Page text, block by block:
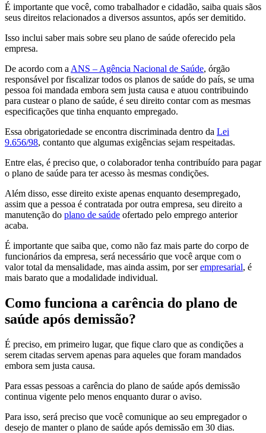
É importante que você, como trabalhador e cidadão, saiba quais sãos
seus direitos relacionados a diversos assuntos, após ser demitido.
Isso inclui saber mais sobre seu plano de saúde oferecido pela
empresa.
De acordo com a ANS – Agência Nacional de Saúde, órgão
responsável por fiscalizar todos os planos de saúde do país, se uma
pessoa foi mandada embora sem justa causa e atuou contribuindo
para custear o plano de saúde, é seu direito contar com as mesmas
especificações que tinha enquanto empregado.
Essa obrigatoriedade se encontra discriminada dentro da Lei
9.656/98, contanto que algumas exigências sejam respeitadas.
Entre elas, é preciso que, o colaborador tenha contribuído para pagar
o plano de saúde para ter acesso às mesmas condições.
Além disso, esse direito existe apenas enquanto desempregado,
assim que a pessoa é contratada por outra empresa, seu direito a
manutenção do plano de saúde ofertado pelo emprego anterior
acaba.
É importante que saiba que, como não faz mais parte do corpo de
funcionários da empresa, será necessário que você arque com o
valor total da mensalidade, mas ainda assim, por serempresarial, é
mais barato que a modalidade individual.
Como funciona a carência do plano de
saúde após demissão?
É preciso, em primeiro lugar, que fique claro que as condições a
serem citadas servem apenas para aqueles que foram mandados
embora sem justa causa.
Para essas pessoas a carência do plano de saúde após demissão
continua vigente pelo menos enquanto durar o aviso.
Para isso, será preciso que você comunique ao seu empregador o
desejo de manter o plano de saúde após demissão em 30 dias.